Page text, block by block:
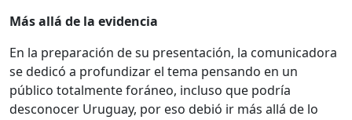
Más allá de la evidencia
En la preparación de su presentación, la comunicadora
se dedicó a profundizar el tema pensando en un
público totalmente foráneo, incluso que podría
desconocer Uruguay, por eso debió ir más allá de lo